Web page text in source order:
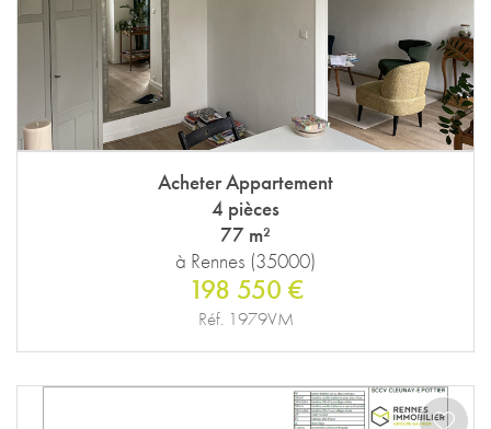
Acheter Appartement
4 pièces
77 m²
à Rennes (35000)
198 550 €
Réf. 1979VM